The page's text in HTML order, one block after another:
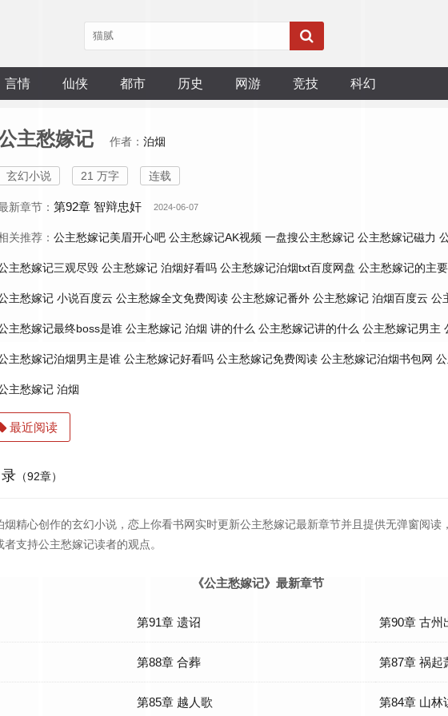
言情 仙侠 都市 历史 网游 竞技 科幻
主愁嫁记 作者： 泊烟
玄幻小说 21 万字 连载
新章节： 第92章 智辩忠奸 2024-06-07
关推荐： 公主愁嫁记美眉开心吧 公主愁嫁记AK视频 一盘搜公主愁嫁记 公主愁嫁记磁力
主愁嫁记三观尽毁 公主愁嫁记 泊烟好看吗 公主愁嫁记泊烟txt百度网盘 公主愁嫁记的主
主愁嫁记 小说百度云 公主愁嫁全文免费阅读 公主愁嫁记番外 公主愁嫁记 泊烟百度云 公
主愁嫁记最终boss是谁 公主愁嫁记 泊烟 讲的什么 公主愁嫁记讲的什么 公主愁嫁记男主
主愁嫁记泊烟男主是谁 公主愁嫁记好看吗 公主愁嫁记免费阅读 公主愁嫁记泊烟书包网
主愁嫁记 泊烟
最近阅读
录 （92章）
烟精心创作的玄幻小说，恋上你看书网实时更新公主愁嫁记最新章节并且提供无弹窗阅
支持公主愁嫁记读者的观点。
《公主愁嫁记》最新章节
第91章 遗诏 第90章 古州
第88章 合葬 第87章 祸起
第85章 越人歌 第84章 山林